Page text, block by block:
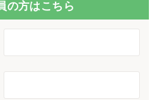
の方はこちら